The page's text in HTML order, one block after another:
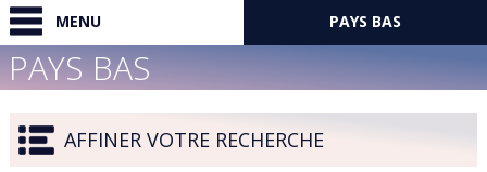
Newsletter
MENU PAYS BAS
PAYS BAS
AFFINER VOTRE RECHERCHE